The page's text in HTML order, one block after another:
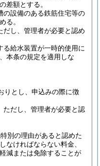
差額とする。
の設備のある鉄筋住宅等の
る。
だし、管理者が必要と認め
る給水装置が一時的使用に
本条の規定を適用しな
りとし、申込みの際に徴
ただし、管理者が必要と認
別の理由があると認めた
なければならない料金、
減または免除することが